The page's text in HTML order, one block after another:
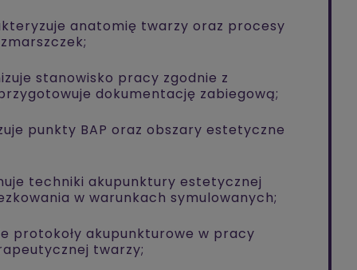
anatomię twarzy oraz procesy
stanowisko pracy zgodnie z
dokumentację zabiegową;
punkty BAP oraz obszary estetyczne
techniki akupunktury estetycznej
w warunkach symulowanych;
protokoły akupunkturowe w pracy
twarzy;